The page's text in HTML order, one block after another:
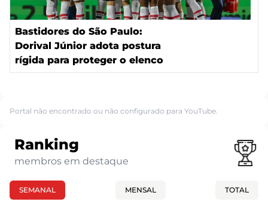
Bastidores do São Paulo:
Dorival Júnior adota postura
rígida para proteger o elenco
Portal não encontrado ou não configurado para YouTube.
Ranking
membros em destaque
SEMANAL MENSAL TOTAL